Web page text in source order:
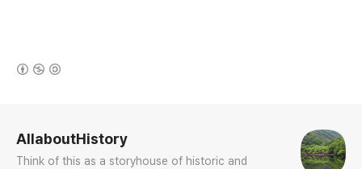
AllaboutHistory
Think of this as a storyhouse of historic and